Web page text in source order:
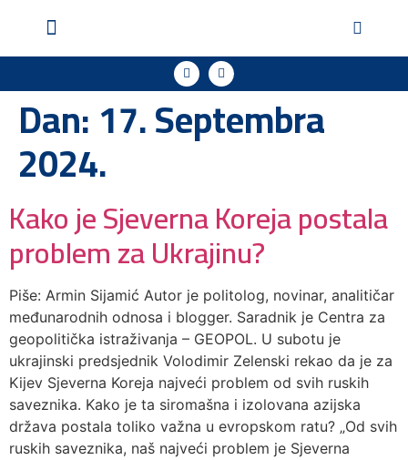
Dan:17. Septembra
2024.
Kako je Sjeverna Koreja postala
problem za Ukrajinu?
Piše: Armin Sijamić Autor je politolog, novinar, analitičar
međunarodnih odnosa i blogger. Saradnik je Centra za
geopolitička istraživanja – GEOPOL. U subotu je
ukrajinski predsjednik Volodimir Zelenski rekao da je za
Kijev Sjeverna Koreja najveći problem od svih ruskih
saveznika. Kako je ta siromašna i izolovana azijska
država postala toliko važna u evropskom ratu? „Od svih
ruskih saveznika, naš najveći problem je Sjeverna